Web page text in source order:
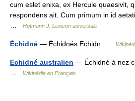
cum eslet enixa, ex Hercule quaesivit,
respondens ait. Cum primum in id
Hofmann J. Lexicon universale
Échidné — Échidnés Echidn …
Echidné australien — Échidné à nez
Wikipédia en Français